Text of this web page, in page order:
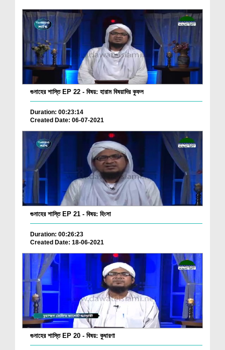
গুনাহের শাস্তি EP 22 - বিষয়: হারাম বিষয়াদির কুফল
Duration: 00:23:14
Created Date: 06-07-2021
গুনাহের শাস্তি EP 21 - বিষয়: হিংসা
Duration: 00:26:23
Created Date: 18-06-2021
গুনাহের শাস্তি EP 20 - বিষয়: কুধারণা